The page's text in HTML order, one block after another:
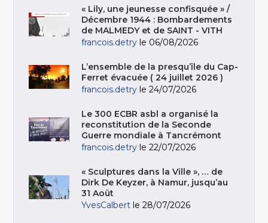
« Lily, une jeunesse confisquée » /
Décembre 1944 : Bombardements
de MALMEDY et de SAINT - VITH
francois.detry le 06/08/2026
L’ensemble de la presqu’île du Cap-
Ferret évacuée ( 24 juillet 2026 )
francois.detry le 24/07/2026
Le 300 ECBR asbl a organisé la
reconstitution de la Seconde
Guerre mondiale à Tancrémont
francois.detry le 22/07/2026
« Sculptures dans la Ville », … de
Dirk De Keyzer, à Namur, jusqu’au
31 Août
YvesCalbert le 28/07/2026